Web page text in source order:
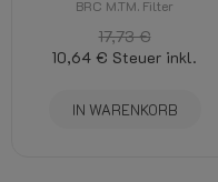
BRC M.TM. Filter
17,73 €
10,64 € Steuer inkl.
IN WARENKORB